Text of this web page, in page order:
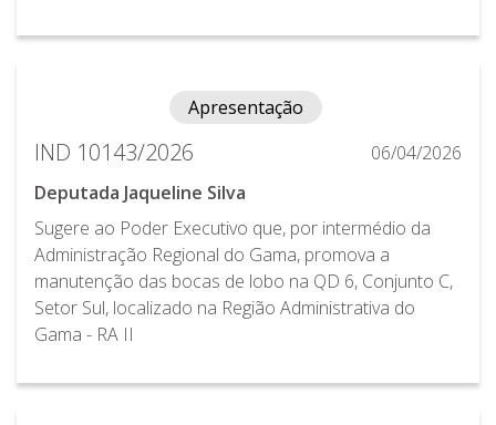
Apresentação
IND 10143/2026
06/04/2026
Deputada Jaqueline Silva
Sugere ao Poder Executivo que, por intermédio da
Administração Regional do Gama, promova a
manutenção das bocas de lobo na QD 6, Conjunto C,
Setor Sul, localizado na Região Administrativa do
Gama - RA II